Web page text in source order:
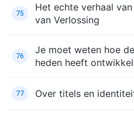
75
Het echte verhaal
van Verlossing
76
Je moet weten hoe
heden heeft
77 Over titels en